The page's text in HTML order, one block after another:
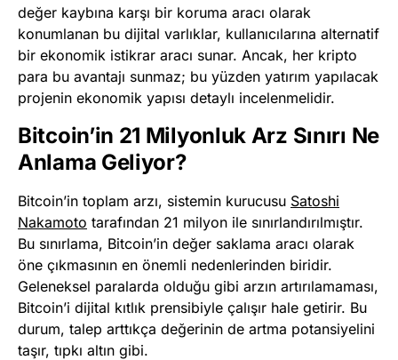
değer kaybına karşı bir koruma aracı olarak
konumlanan bu dijital varlıklar, kullanıcılarına alternatif
bir ekonomik istikrar aracı sunar. Ancak, her kripto
para bu avantajı sunmaz; bu yüzden yatırım yapılacak
projenin ekonomik yapısı detaylı incelenmelidir.
Bitcoin’in 21 Milyonluk Arz Sınırı Ne
Anlama Geliyor?
Bitcoin’in toplam arzı, sistemin kurucusu Satoshi
Nakamoto tarafından 21 milyon ile sınırlandırılmıştır.
Bu sınırlama, Bitcoin’in değer saklama aracı olarak
öne çıkmasının en önemli nedenlerinden biridir.
Geleneksel paralarda olduğu gibi arzın artırılamaması,
Bitcoin’i dijital kıtlık prensibiyle çalışır hale getirir. Bu
durum, talep arttıkça değerinin de artma potansiyelini
taşır, tıpkı altın gibi.